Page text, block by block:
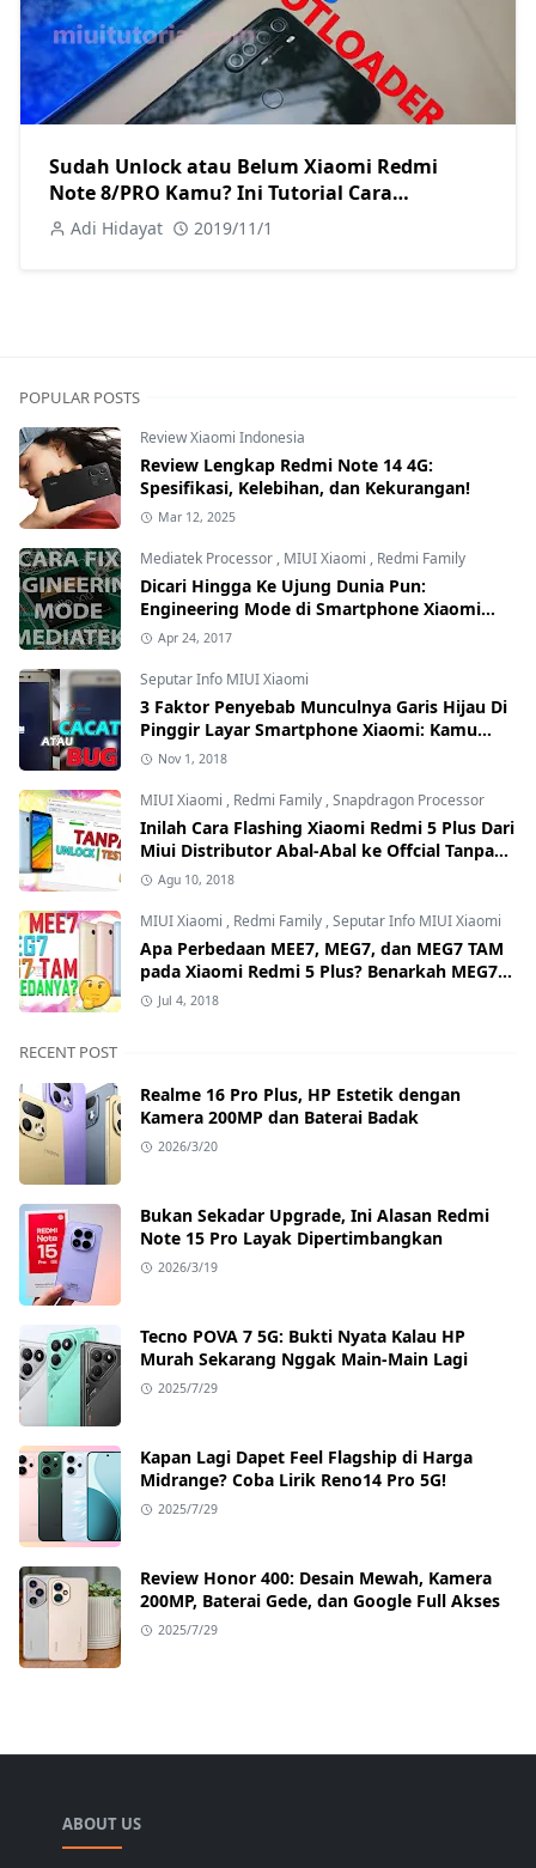
Sudah Unlock atau Belum Xiaomi Redmi
Note 8/PRO Kamu? Ini Tutorial Cara
Mengetahuinya
Adi Hidayat 2019/11/1
POPULAR POSTS
Review Xiaomi Indonesia
Review Lengkap Redmi Note 14 4G:
Spesifikasi, Kelebihan, dan Kekurangan!
Mar 12, 2025
Mediatek Processor , MIUI Xiaomi , Redmi Family
Dicari Hingga Ke Ujung Dunia Pun:
Engineering Mode di Smartphone Xiaomi
Kamu Hilang? Ini Tutorial Cara
Apr 24, 2017
Seputar Info MIUI Xiaomi
3 Faktor Penyebab Munculnya Garis Hijau Di
Pinggir Layar Smartphone Xiaomi: Kamu
yang Mana?
Nov 1, 2018
MIUI Xiaomi , Redmi Family ,Snapdragon Processor
Inilah Cara Flashing Xiaomi Redmi 5 Plus Dari
Miui Distributor Abal-Abal ke Offcial Tanpa
Test Point dan Tanpa Unlock Bootloader
Agu 10, 2018
MIUI Xiaomi , Redmi Family ,Seputar Info MIUI Xiaomi
Apa Perbedaan MEE7, MEG7, dan MEG7 TAM
pada Xiaomi Redmi 5 Plus? Benarkah MEG7
TAM Tidak Bisa Unlock Bootloader?
Jul 4, 2018
RECENT POST
Realme 16 Pro Plus, HP Estetik dengan
Kamera 200MP dan Baterai Badak
2026/3/20
Bukan Sekadar Upgrade, Ini Alasan Redmi
Note 15 Pro Layak Dipertimbangkan
2026/3/19
Tecno POVA 7 5G: Bukti Nyata Kalau HP
Murah Sekarang Nggak Main-Main Lagi
2025/7/29
Kapan Lagi Dapet Feel Flagship di Harga
Midrange? Coba Lirik Reno14 Pro 5G!
2025/7/29
Review Honor 400: Desain Mewah, Kamera
200MP, Baterai Gede, dan Google Full Akses
2025/7/29
ABOUT US